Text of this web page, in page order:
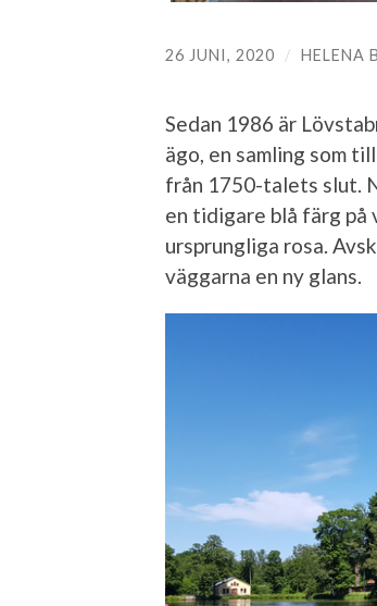
26 JUNI, 2020 / HELENA
Sedan 1986 är
ägo, en samling som
från 1750-talets slut.
en tidigare blå färg på
ursprungliga rosa.
väggarna en ny glans.